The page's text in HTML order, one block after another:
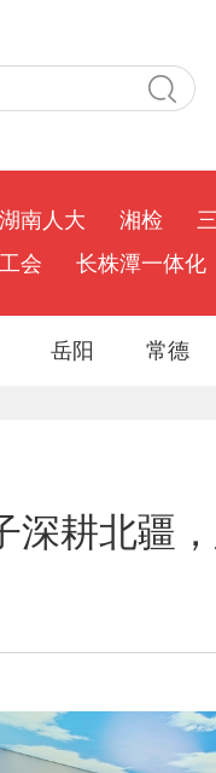
湖南人大 湘检
工会
长株潭一体化
岳阳 常德
深耕北疆